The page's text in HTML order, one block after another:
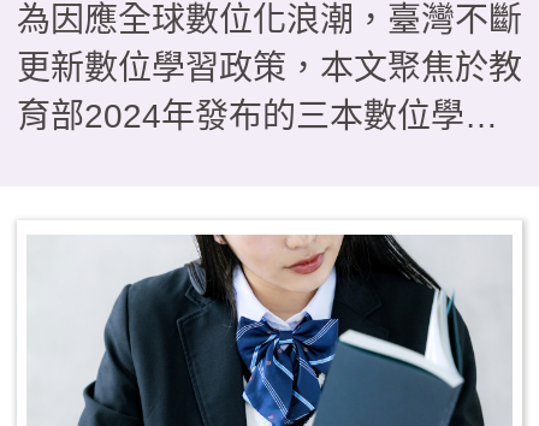
與成效，提出未來發展建議，期望
為素養導向教育提供具體啟發。
為因應全球數位化浪潮，臺灣不斷
更新數位學習政策，本文聚焦於教
育部2024年發布的三本數位學習
施重點。這些指引與國際數位學習
政策接軌，本文分析上述三份指引
與國際間的政策內涵，歸納出國際
間均重視數位學習環境建設、資源